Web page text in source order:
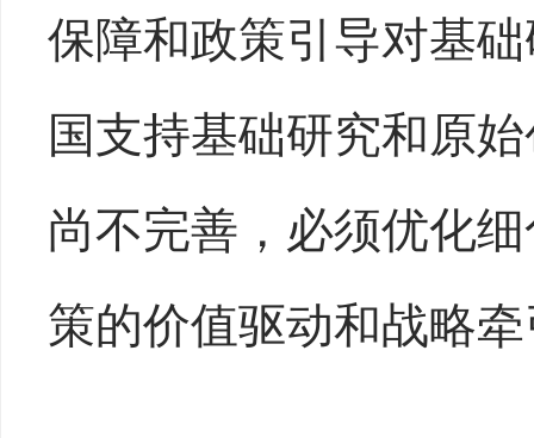
保障和政策引导对基
国支持基础研究和原
尚不完善，必须优化
策的价值驱动和战略